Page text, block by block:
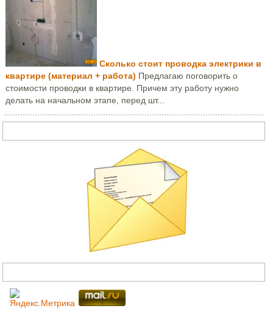
Сколько стоит проводка электрики в
квартире (материал + работа) Предлагаю поговорить о
стоимости проводки в квартире. Причем эту работу нужно
делать на начальном этапе, перед шт...